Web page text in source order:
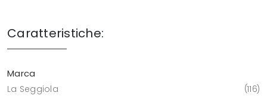
Caratteristiche:
Marca
La Seggiola 116